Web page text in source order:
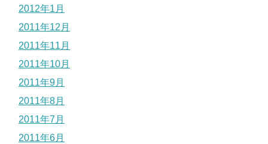
2012年1月
2011年12月
2011年11月
2011年10月
2011年9月
2011年8月
2011年7月
2011年6月